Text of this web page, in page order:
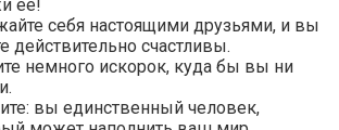
ее!
себя настоящими друзьями, и вы
действительно счастливы.
немного искорок, куда бы вы ни
вы единственный человек,